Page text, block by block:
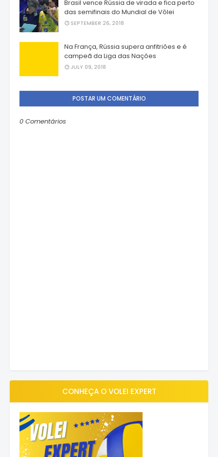
Brasil vence Rússia de virada e fica perto
das semifinais do Mundial de Vôlei
SEPTEMBER 26, 2018
Na França, Rússia supera anfitriões e é
campeã da Liga das Nações
JULY 09, 2018
POSTAR UM COMENTÁRIO
0 Comentários
CONHEÇA O VOLEI EXPERT